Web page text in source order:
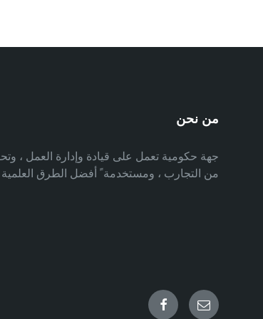
من نحن
جهة حكومية تعمل على قيادة وإدارة العمل ،
من التجارب ، ومستخدمة ً أفضل الطرق العلمية
Email
Facebook